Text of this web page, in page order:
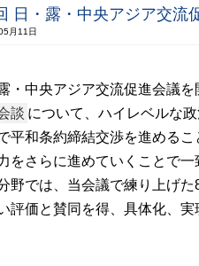
日・露・中央アジア交流
月11日
・中央アジア交流促進会議
談 について、ハイレベルな
平和条約締結交渉を進める
をさらに進めていくことで一
野では、当会議で練り上げ
評価と賛同を得、具体化、